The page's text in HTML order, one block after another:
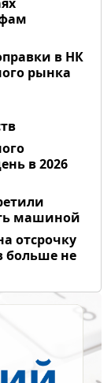
в НК
рынка
в 2026
машиной
отсрочку
больше не